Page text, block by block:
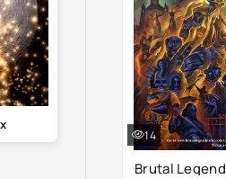
Brutal Legend
14